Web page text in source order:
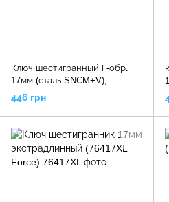
Ключ шестигранный Г-обр.
17мм (сталь SNCM+V),
AGAS1718 TOPTUL
446 грн